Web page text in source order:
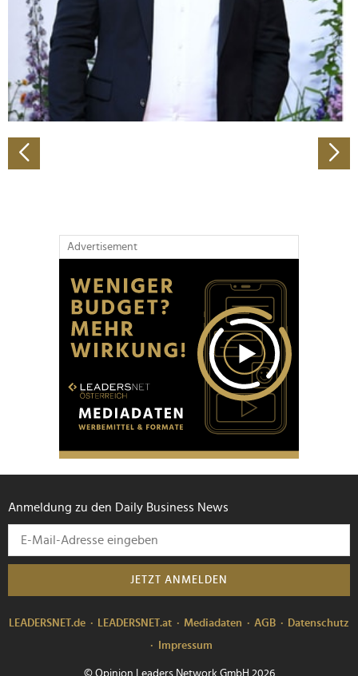
personalisieren, Funktionen für soziale Medien anbieten
zu können und die Zugriffe auf unsere Website zu
analysieren. Außerdem geben wir Informationen zu Ihrer
Verwendung unserer Website an unsere Partner für
soziale Medien, Werbung und Analysen weiter. Unsere
Partner führen diese Informationen möglicherweise mit
haben oder die sie im Rahmen Ihrer Nutzung der Dienste
gesammelt haben.
Advertisement
Anmeldung zu den Daily Business News
JETZT ANMELDEN
LEADERSNET.de LEADERSNET.at Mediadaten AGB
Datenschutz
Impressum